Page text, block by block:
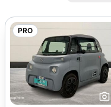
PRO